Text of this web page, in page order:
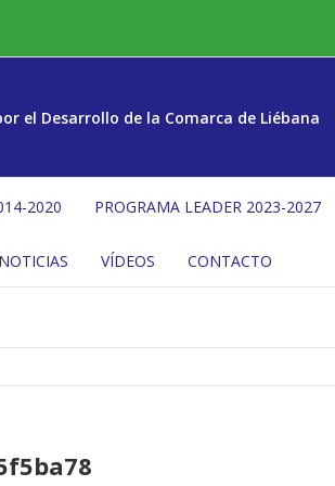
el Desarrollo de la Comarca de Liébana
2020 PROGRAMA LEADER 2023-2027
NOTICIAS VÍDEOS CONTACTO